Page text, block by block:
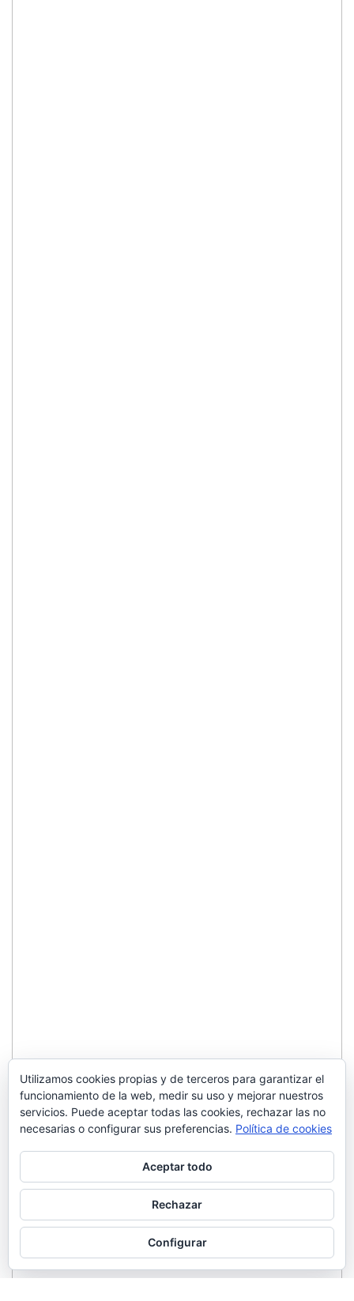
Utilizamos cookies propias y de terceros para garantizar el
funcionamiento de la web, medir su uso y mejorar nuestros
servicios. Puede aceptar todas las cookies, rechazar las no
necesarias o configurar sus preferencias. Política de cookies
Aceptar todo
Rechazar
Configurar